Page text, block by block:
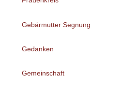
Gebärmutter Segnung
Gedanken
Gemeinschaft